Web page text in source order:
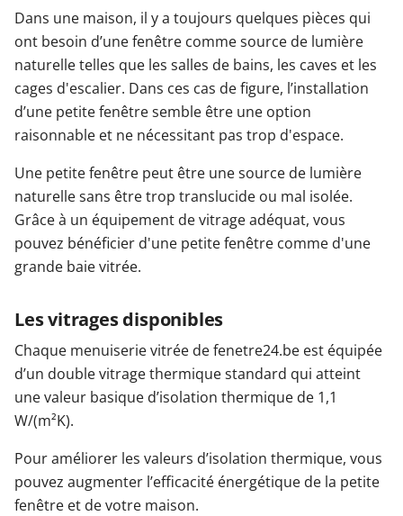
Dans une maison, il y a toujours quelques pièces qui
ont besoin d’une fenêtre comme source de lumière
naturelle telles que les salles de bains, les caves et les
cages d'escalier. Dans ces cas de figure, l’installation
d’une petite fenêtre semble être une option
raisonnable et ne nécessitant pas trop d'espace.
Une petite fenêtre peut être une source de lumière
naturelle sans être trop translucide ou mal isolée.
Grâce à un équipement de vitrage adéquat, vous
pouvez bénéficier d'une petite fenêtre comme d'une
grande baie vitrée.
Les vitrages disponibles
Chaque menuiserie vitrée de fenetre24.be est équipée
d’un double vitrage thermique standard qui atteint
une valeur basique d’isolation thermique de 1,1
W/(m²K).
Pour améliorer les valeurs d’isolation thermique, vous
pouvez augmenter l’efficacité énergétique de la petite
fenêtre et de votre maison.